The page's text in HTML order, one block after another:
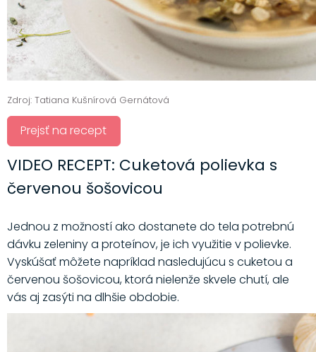
Zdroj: Tatiana Kušnírová Gernátová
Prejsť na recept
VIDEO RECEPT: Cuketová polievka s
červenou šošovicou
Jednou z možností ako dostanete do tela potrebnú
dávku zeleniny a proteínov, je ich využitie v polievke.
Vyskúšať môžete napríklad nasledujúcu s cuketou a
červenou šošovicou, ktorá nielenže skvele chutí, ale
vás aj zasýti na dlhšie obdobie.